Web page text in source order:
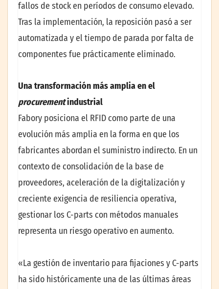
fallos de stock en períodos de consumo elevado.
Tras la implementación, la reposición pasó a ser
automatizada y el tiempo de parada por falta de
componentes fue prácticamente eliminado.
Una transformación más amplia en el
procurementindustrial
Fabory posiciona el RFID como parte de una
evolución más amplia en la forma en que los
fabricantes abordan el suministro indirecto. En un
contexto de consolidación de la base de
proveedores, aceleración de la digitalización y
creciente exigencia de resiliencia operativa,
gestionar los C-parts con métodos manuales
representa un riesgo operativo en aumento.
«La gestión de inventario para fijaciones y C-parts
ha sido históricamente una de las últimas áreas